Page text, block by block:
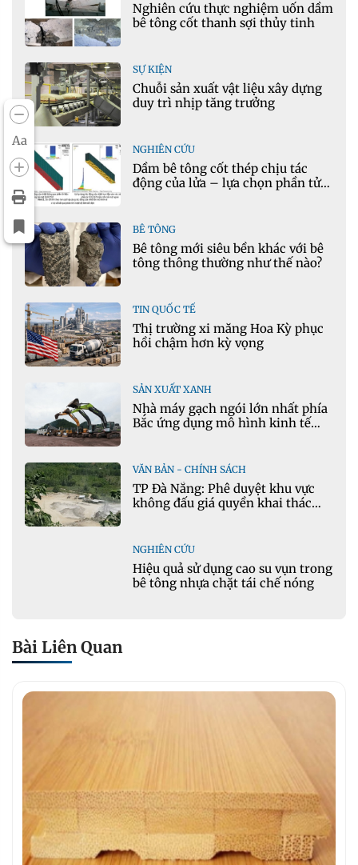
Aa
Nghiên cứu thực nghiệm uốn dầm
bê tông cốt thanh sợi thủy tinh
SỰ KIỆN
Chuỗi sản xuất vật liệu xây dựng
duy trì nhịp tăng trưởng
NGHIÊN CỨU
Dầm bê tông cốt thép chịu tác
động của lửa – lựa chọn phần tử
BÊ TÔNG
Bê tông mới siêu bền khác với bê
tông thông thường như thế nào?
TIN QUỐC TẾ
Thị trường xi măng Hoa Kỳ phục
hồi chậm hơn kỳ vọng
SẢN XUẤT XANH
Nhà máy gạch ngói lớn nhất phía
Bắc ứng dụng mô hình kinh tế
VĂN BẢN - CHÍNH SÁCH
TP Đà Nẵng: Phê duyệt khu vực
không đấu giá quyền khai thác
NGHIÊN CỨU
Hiệu quả sử dụng cao su vụn trong
bê tông nhựa chặt tái chế nóng
Bài Liên Quan